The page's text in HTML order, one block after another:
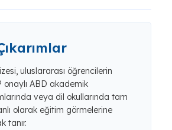
uluslararası öğrencilerin
onaylı ABD akademik
veya dil okullarında tam
olarak eğitim görmelerine
tanır.